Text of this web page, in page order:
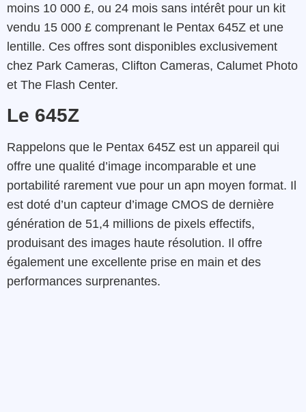
moins 10 000 £, ou 24 mois sans intérêt pour un kit
vendu 15 000 £ comprenant le Pentax 645Z et une
lentille. Ces offres sont disponibles exclusivement
chez Park Cameras, Clifton Cameras, Calumet Photo
et The Flash Center.
Le 645Z
Rappelons que le Pentax 645Z est un appareil qui
offre une qualité d’image incomparable et une
portabilité rarement vue pour un apn moyen format. Il
est doté d’un capteur d’image CMOS de dernière
génération de 51,4 millions de pixels effectifs,
produisant des images haute résolution. Il offre
également une excellente prise en main et des
performances surprenantes.